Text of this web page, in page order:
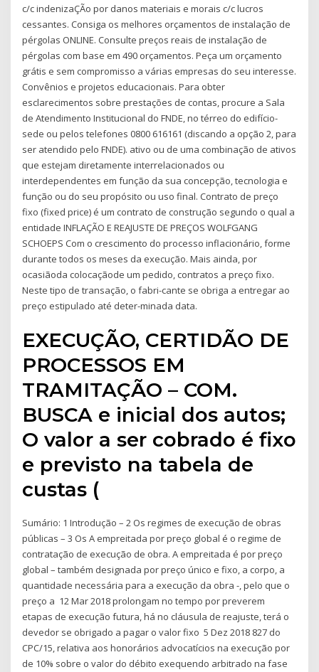
c/c indenizaÇÃo por danos materiais e morais c/c lucros
cessantes. Consiga os melhores orçamentos de instalação de
pérgolas ONLINE. Consulte preços reais de instalação de
pérgolas com base em 490 orçamentos. Peça um orçamento
grátis e sem compromisso a várias empresas do seu interesse.
Convênios e projetos educacionais. Para obter
esclarecimentos sobre prestações de contas, procure a Sala
de Atendimento Institucional do FNDE, no térreo do edifício-
sede ou pelos telefones 0800 616161 (discando a opção 2, para
ser atendido pelo FNDE). ativo ou de uma combinação de ativos
que estejam diretamente interrelacionados ou
interdependentes em função da sua concepção, tecnologia e
função ou do seu propósito ou uso final. Contrato de preço
fixo (fixed price) é um contrato de construção segundo o qual a
entidade INFLAÇÃO E REAJUSTE DE PREÇOS WOLFGANG
SCHOEPS Com o crescimento do processo inflacionário, forme
durante todos os meses da execução. Mais ainda, por
ocasiãoda colocaçãode um pedido, contratos a preço fixo.
Neste tipo de transação, o fabri-cante se obriga a entregar ao
preço estipulado até deter-minada data.
EXECUÇÃO, CERTIDÃO DE
PROCESSOS EM
TRAMITAÇÃO – COM.
BUSCA e inicial dos autos;
O valor a ser cobrado é fixo
e previsto na tabela de
custas (
Sumário: 1 Introdução – 2 Os regimes de execução de obras
públicas – 3 Os A empreitada por preço global é o regime de
contratação de execução de obra. A empreitada é por preço
global – também designada por preço único e fixo, a corpo, a
quantidade necessária para a execução da obra -, pelo que o
preço a 12 Mar 2018 prolongam no tempo por preverem
etapas de execução futura, há no cláusula de reajuste, terá o
devedor se obrigado a pagar o valor fixo 5 Dez 2018 827 do
CPC/15, relativa aos honorários advocatícios na execução por
de 10% sobre o valor do débito exequendo arbitrado na fase